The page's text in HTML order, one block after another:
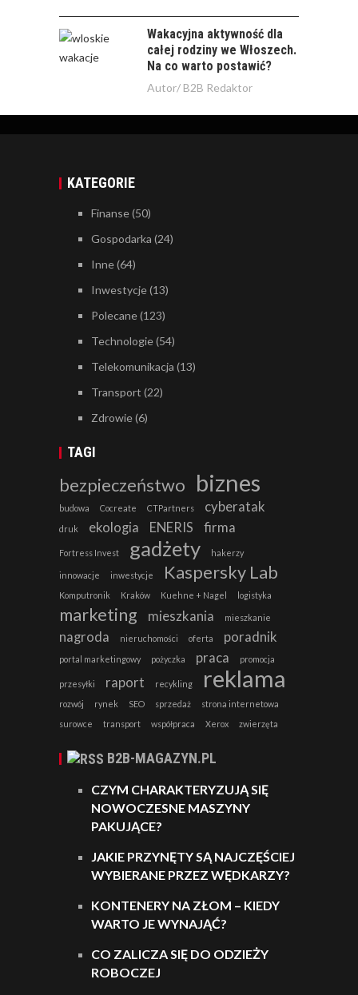
Wakacyjna aktywność dla
całej rodziny we Włoszech.
Na co warto postawić?
Autor/ B2B Redaktor
KATEGORIE
Finanse(50)
Gospodarka (24)
Inne(64)
Inwestycje(13)
Polecane(123)
Technologie(54)
Telekomunikacja (13)
Transport (22)
Zdrowie(6)
TAGI
bezpieczeństwo biznes
budowa Cocreate CTPartners cyberatak
druk ekologia ENERIS firma
Fortress Invest gadżety hakerzy
innowacje inwestycje Kaspersky Lab
Komputronik Kraków Kuehne + Nagel logistyka
marketing mieszkania mieszkanie
nagroda nieruchomości oferta poradnik
portal marketingowy pożyczka praca promocja
przesyłki raport recykling reklama
rozwój rynek SEO sprzedaż
strona internetowa
surowce
transport współpraca Xerox zwierzęta
B2B-MAGAZYN.PL
CZYM CHARAKTERYZUJĄ SIĘ
NOWOCZESNE MASZYNY
PAKUJĄCE?
JAKIE PRZYNĘTY SĄ NAJCZĘŚCIEJ
WYBIERANE PRZEZ WĘDKARZY?
KONTENERY NA ZŁOM – KIEDY
WARTO JE WYNAJĄĆ?
CO ZALICZA SIĘ DO ODZIEŻY
ROBOCZEJ